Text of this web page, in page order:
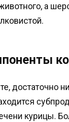
а
достаточно
курицы.